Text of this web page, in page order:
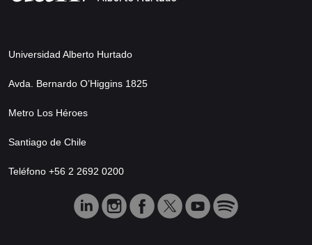
Universidad Alberto Hurtado
Avda. Bernardo O’Higgins 1825
Metro Los Héroes
Santiago de Chile
Teléfono +56 2 2692 0200